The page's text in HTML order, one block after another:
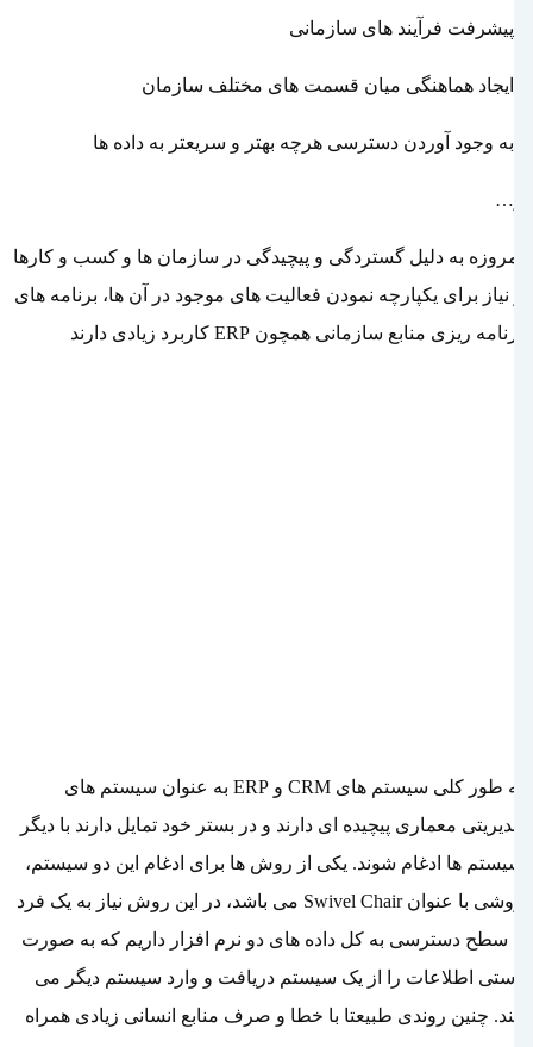
_پیشرفت فرآیند های سازمانی
_ایجاد هماهنگی میان قسمت های مختلف سازمان
_به وجود آوردن دسترسی هرچه بهتر و سریعتر به داده ها
و…
امروزه به دلیل گستردگی و پیچیدگی در سازمان ها و کسب و کارها
و نیاز برای یکپارچه نمودن فعالیت های موجود در آن ها، برنامه های
برنامه ریزی منابع سازمانی همچون ERP کاربرد زیادی دارند
به طور کلی سیستم های CRM و ERP به عنوان سیستم های
مدیریتی معماری پیچیده ای دارند و در بستر خود تمایل دارند با دیگر
سیستم ها ادغام شوند. یکی از روش ها برای ادغام این دو سیستم،
روشی با عنوان Swivel Chair می باشد، در این روش نیاز به یک فرد
با سطح دسترسی به کل داده های دو نرم افزار داریم که به صورت
دستی اطلاعات را از یک سیستم دریافت و وارد سیستم دیگر می
کند. چنین روندی طبیعتا با خطا و صرف منابع انسانی زیادی همراه